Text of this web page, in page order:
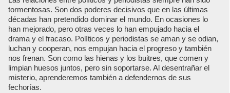
tormentosas. Son dos poderes decisivos que en las últimas
décadas han pretendido dominar el mundo. En ocasiones lo
han mejorado, pero otras veces lo han empujado hacia el
drama y el fracaso. Políticos y periodistas se aman y se odian,
luchan y cooperan, nos empujan hacia el progreso y también
nos frenan. Son como las hienas y los buitres, que comen y
limpian huesos juntos, pero sin soportarse. Al desentrañar el
misterio, aprenderemos también a defendernos de sus
fechorías.